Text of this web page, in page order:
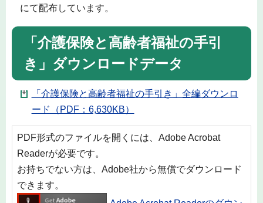
にて配布しています。
「介護保険と高齢者福祉の手引
き」ダウンロードデータ
「介護保険と高齢者福祉の手引き」全編ダウンロ
ード（PDF：6,630KB）
PDF形式のファイルを開くには、Adobe Acrobat
Readerが必要です。
お持ちでない方は、Adobe社から無償でダウンロード
できます。